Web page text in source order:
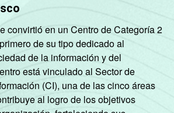
convirtió en un Centro de Categoría 2
de su tipo dedicado al
de la información y del
está vinculado al Sector de
(CI), una de las cinco áreas
al logro de los objetivos